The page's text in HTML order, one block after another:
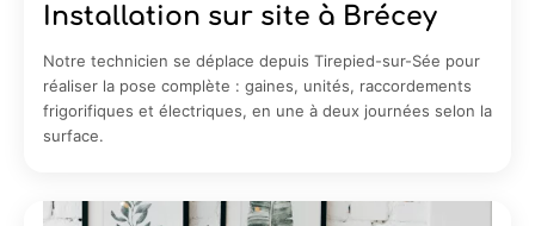
Installation sur site à Brécey
Notre technicien se déplace depuis Tirepied-sur-Sée pour
réaliser la pose complète : gaines, unités, raccordements
frigorifiques et électriques, en une à deux journées selon la
surface.